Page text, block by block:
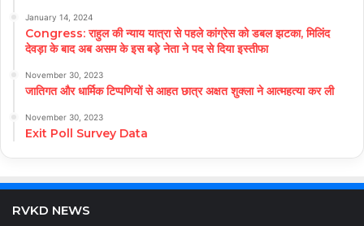
January 14, 2024
Congress: राहुल की न्याय यात्रा से पहले कांग्रेस को डबल झटका, मिलिंद
देवड़ा के बाद अब असम के इस बड़े नेता ने पद से दिया इस्तीफा
November 30, 2023
जातिगत और धार्मिक टिप्पणियों से आहत छात्र अक्षत शुक्ला ने आत्महत्या कर ली
November 30, 2023
Exit Poll Survey Data
RVKD NEWS